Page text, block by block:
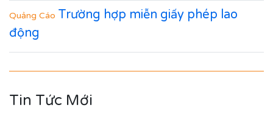
Quảng Cáo Trường hợp miễn giấy phép lao
động
Tin Tức Mới